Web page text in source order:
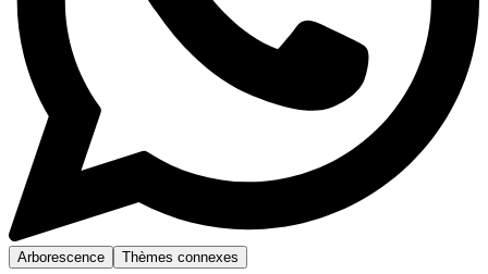
Arborescence Thèmes connexes